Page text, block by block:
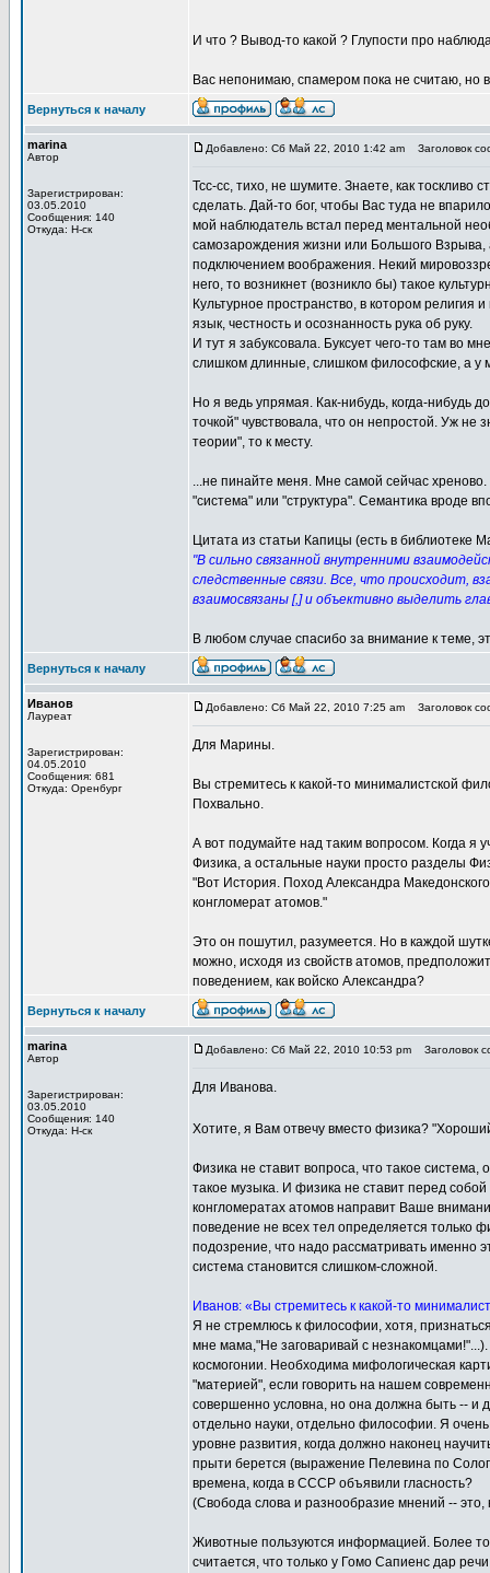
И что ? Вывод-то какой ? Глупости про
Вас непонимаю, спамером пока не считаю, но
Вернуться к началу
marina
Автор
Зарегистрирован:
03.05.2010
Сообщения: 140
Откуда: Н-ск
Добавлено: Сб Май 22, 2010 1:42 am Заголовок
Тсс-сс, тихо, не шумите. Знаете, как тоскливо
сделать. Дай-то бог, чтобы Вас туда не
мой наблюдатель встал перед ментальной
самозарождения жизни или Большого Взрыва,
подключением воображения. Некий
него, то возникнет (возникло бы) такое
Культурное пространство, в котором религия
язык, честность и осознанность рука об руку.
И тут я забуксовала. Буксует чего-то там во
слишком длинные, слишком философские, а у
Но я ведь упрямая. Как-нибудь, когда-нибудь
точкой" чувствовала, что он непростой. Уж не
теории", то к месту.
...не пинайте меня. Мне самой сейчас
"система" или "структура". Семантика вроде
Цитата из статьи Капицы (есть в библиотеке
"В сильно связанной внутренними
следственные связи. Все, что происходит,
взаимосвязаны [,] и объективно выделить
В любом случае спасибо за внимание к теме,
Вернуться к началу
Иванов
Лауреат
Зарегистрирован:
04.05.2010
Сообщения: 681
Откуда: Оренбург
Добавлено: Сб Май 22, 2010 7:25 am Заголовок
Для Марины.
Вы стремитесь к какой-то минималистской
Похвально.
А вот подумайте над таким вопросом. Когда я
Физика, а остальные науки просто разделы
"Вот История. Поход Александра
конгломерат атомов."
Это он пошутил, разумеется. Но в каждой
можно, исходя из свойств атомов,
поведением, как войско Александра?
Вернуться к началу
marina
Автор
Зарегистрирован:
03.05.2010
Сообщения: 140
Откуда: Н-ск
Добавлено: Сб Май 22, 2010 10:53 pm Заголовок
Для Иванова.
Хотите, я Вам отвечу вместо физика?
Физика не ставит вопроса, что такое
такое музыка. И физика не ставит перед
конгломератах атомов направит Ваше
поведение не всех тел определяется только
подозрение, что надо рассматривать именно
система становится слишком-сложной.
Иванов: «Вы стремитесь к какой-то
Я не стремлюсь к философии, хотя,
мне мама,"Не заговаривай с
космогонии. Необходима мифологическая
"материей", если говорить на нашем
совершенно условна, но она должна быть -- и
отдельно науки, отдельно философии. Я
уровне развития, когда должно наконец
прыти берется (выражение Пелевина по
времена, когда в СССР объявили гласность?
(Свобода слова и разнообразие мнений -- это,
Животные пользуются информацией. Более
считается, что только у Гомо Сапиенс дар